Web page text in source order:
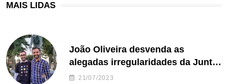
MAIS LIDAS
João Oliveira desvenda as
alegadas irregularidades da Junta
de Freguesia S. João de Ver
21/07/2023